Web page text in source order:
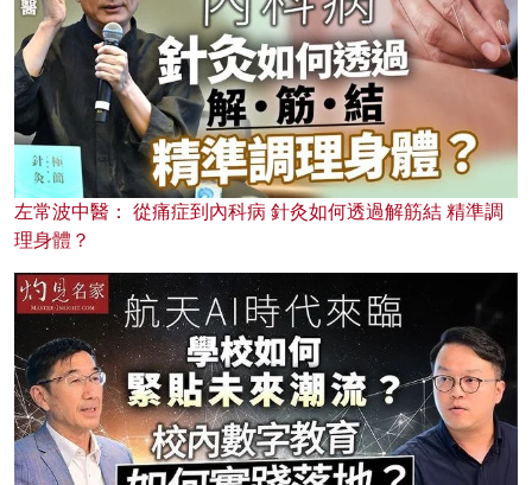
左常波中醫： 從痛症到內科病 針灸如何透過解筋結 精準調
理身體？